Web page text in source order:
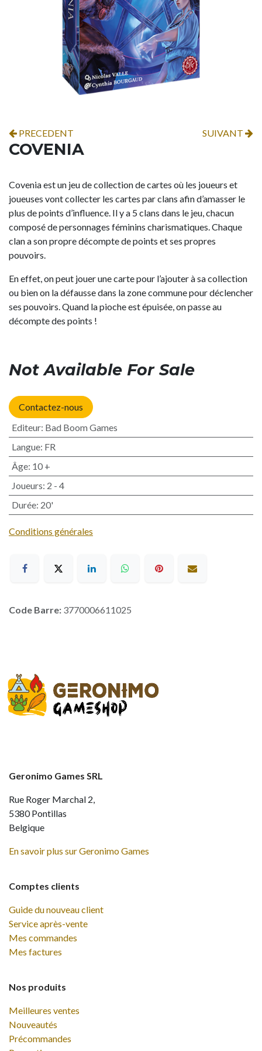
PRECEDENT SUIVANT
COVENIA
Covenia est un jeu de collection de cartes où les joueurs et
joueuses vont collecter les cartes par clans afin d’amasser le
plus de points d’influence. Il y a 5 clans dans le jeu, chacun
composé de personnages féminins charismatiques. Chaque
clan a son propre décompte de points et ses propres
pouvoirs.
En effet, on peut jouer une carte pour l’ajouter à sa collection
ou bien on la défausse dans la zone commune pour déclencher
ses pouvoirs. Quand la pioche est épuisée, on passe au
décompte des points !
Not Available For Sale
Contactez-nous
Editeur: Bad Boom Games
Langue: FR
Âge: 10 +
Joueurs: 2 - 4
Durée: 20'
Conditions générales
Code Barre: 3770006611025
Comptes clients
Guide du nouveau client
Service après-vente
Mes commandes
Mes factures
Nos produits
Meilleures ventes
Nouveautés
Précommandes
Geronimo Games SRL
Rue Roger Marchal 2,
5380 Pontillas
Belgique
En savoir plus sur Geronimo Games